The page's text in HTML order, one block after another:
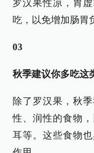
罗汉果性凉，胃
吃，以免增加肠胃
03
秋季建议你多吃这
除了罗汉果，秋
性、润性的食物
耳等。这些食物